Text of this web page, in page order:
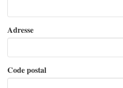
Adresse
Code postal